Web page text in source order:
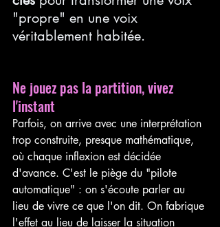
"propre" en une voix
véritablement habitée.
Ne jouez pas la partition, vivez
l'instant
Parfois, on arrive avec une interprétation
trop construite, presque mathématique,
où chaque inflexion est décidée
d'avance. C'est le piège du "pilote
automatique" : on s'écoute parler au
lieu de vivre ce que l'on dit. On fabrique
l'effet au lieu de laisser la situation